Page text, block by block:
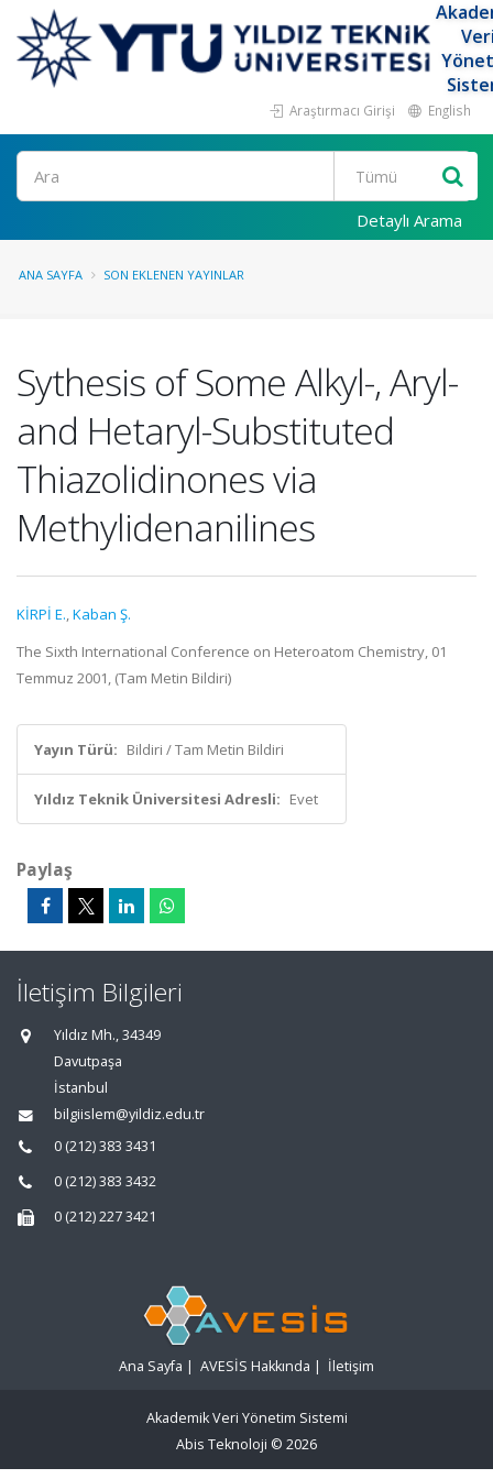
Araştırmacı Girişi English
Ara
Detaylı Arama
ANA SAYFA SON EKLENEN YAYINLAR
Sythesis of Some Alkyl-, Aryl-
and Hetaryl-Substituted
Thiazolidinones via
Methylidenanilines
KİRPİ E.,Kaban Ş.
The Sixth International Conference on Heteroatom Chemistry, 01
Temmuz 2001, (Tam Metin Bildiri)
Yayın Türü: Bildiri / Tam Metin Bildiri
Yıldız Teknik Üniversitesi Adresli: Evet
Paylaş
İletişim Bilgileri
Yıldız Mh., 34349
Davutpaşa
İstanbul
bilgiislem@yildiz.edu.tr
0 (212) 383 3431
0 (212) 383 3432
0 (212) 227 3421
Ana Sayfa | AVESİS Hakkında | İletişim
Akademik Veri Yönetim Sistemi
Abis Teknoloji © 2026